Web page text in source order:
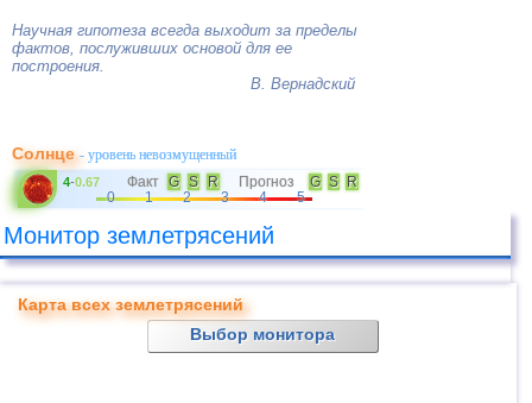
Научная гипотеза всегда выходит за пределы
фактов, послуживших основой для ее
построения.
В. Вернадский
Солнце- уровень невозмущенный
4-0.67 Факт G S R Прогноз G S
R
0
1 2 3 4 5
Монитор землетрясений
Карта всех землетрясений
Выбор монитора